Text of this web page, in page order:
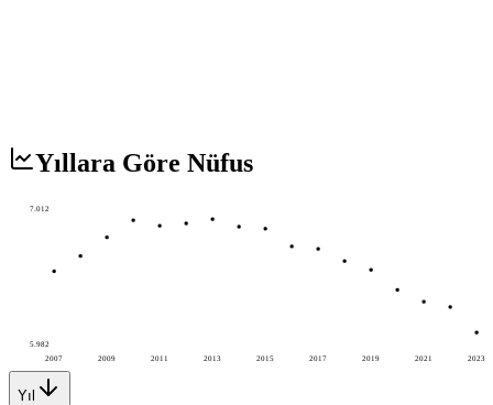
Yıllara Göre Nüfus
2007 2009 2011 2013 2015 2017 2019 2021 2023
7.012
5.982
Yıl